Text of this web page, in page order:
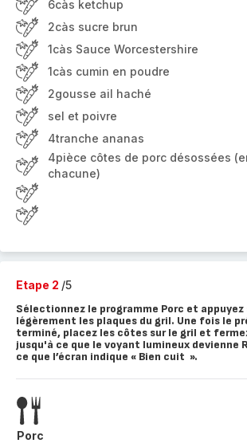
6càs ketchup
2càs sucre brun
1càs Sauce Worcestershire
1càs cumin en poudre
2gousse ail haché
sel et poivre
4tranche ananas
4pièce côtes de porc désossées
chacune)
Etape 2 /5
Sélectionnez le programme Porc et appuyez
légèrement les plaques du gril. Une fois le
terminé, placez les côtes sur le gril et
jusqu'à ce que le voyant lumineux devienne
ce que l’écran indique « Bien cuit ».
Porc